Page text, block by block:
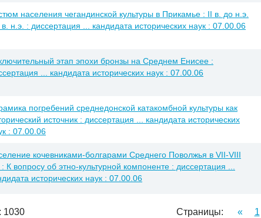
населения чегандинской культуры в Прикамье : II в. до н.э.
н.э. : диссертация ... кандидата исторических наук : 07.00.06
этап эпохи бронзы на Среднем Енисее :
... кандидата исторических наук : 07.00.06
погребений среднедонской катакомбной культуры как
источник : диссертация ... кандидата исторических
: 07.00.06
кочевниками-болгарами Среднего Поволжья в VII-VIII
: К вопросу об этно-культурной компоненте : диссертация ...
исторических наук : 07.00.06
1030 Страницы: « 1